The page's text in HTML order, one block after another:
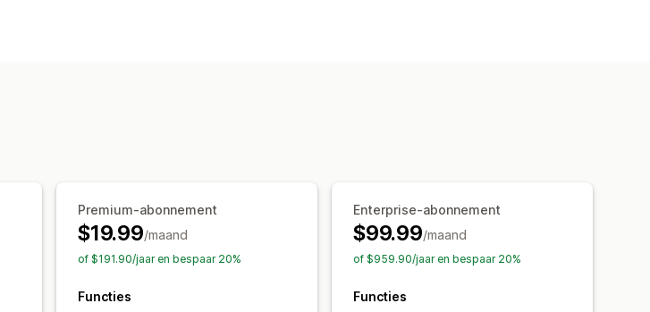
Bulkprijzen
Aangepaste prijzen
Dynamische prijzen Uitbreidingen
Prijsstijging voor varianten
Gedifferentieerde prijzen Prijsstijging voor premium
Niet op voorraad verbergen
Premium-abonnement
$19.99/maand
of $191.90/jaar en bespaar 20%
Functies
Enterprise-abonnement
$99.99/maand
of $959.90/jaar en bespaar 20%
Functies